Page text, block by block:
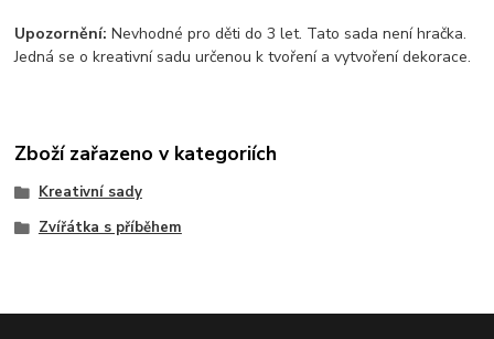
Upozornění:Nevhodné pro děti do 3 let. Tato sada není hračka.
Jedná se o kreativní sadu určenou k tvoření a vytvoření dekorace.
Zboží zařazeno v kategoriích
Kreativní sady
Zvířátka s příběhem